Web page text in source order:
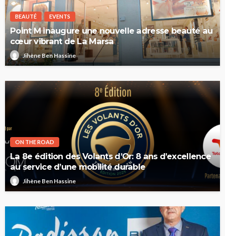
BEAUTÉ EVENTS
Point M inaugure une nouvelle adresse beauté au
cœur vibrant de La Marsa
Jihène Ben Hassine
ON THE ROAD
La 8e édition des Volants d’Or: 8 ans d’excellence
au service d’une mobilité durable
Jihène Ben Hassine